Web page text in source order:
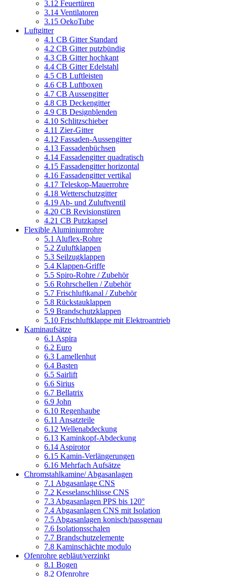
3.12 Feuertüren
3.14 Ventilatoren
3.15 OekoTube
Luftgitter
4.1 CB Gitter Standard
4.2 CB Gitter putzbündig
4.3 CB Gitter hochkant
4.4 CB Gitter Edelstahl
4.5 CB Luftleisten
4.6 CB Luftboxen
4.7 CB Aussengitter
4.8 CB Deckengitter
4.9 CB Designblenden
4.10 Schlitzschieber
4.11 Zier-Gitter
4.12 Fassaden-Aussengitter
4.13 Fassadenbüchsen
4.14 Fassadengitter quadratisch
4.15 Fassadengitter horizontal
4.16 Fassadengitter vertikal
4.17 Teleskop-Mauerrohre
4.18 Wetterschutzgitter
4.19 Ab- und Zuluftventil
4.20 CB Revisionstüren
4.21 CB Putzkapsel
Flexible Aluminiumrohre
5.1 Aluflex-Rohre
5.2 Zuluftklappen
5.3 Seilzugklappen
5.4 Klappen-Griffe
5.5 Spiro-Rohre / Zubehör
5.6 Rohrschellen / Zubehör
5.7 Frischluftkanal / Zubehör
5.8 Rückstauklappen
5.9 Brandschutzklappen
5.10 Frischluftklappe mit Elektroantrieb
Kaminaufsätze
6.1 Aspira
6.2 Euro
6.3 Lamellenhut
6.4 Basten
6.5 Sairlift
6.6 Sirius
6.7 Bellatrix
6.9 John
6.10 Regenhaube
6.11 Ansatzteile
6.12 Wellenabdeckung
6.13 Kaminkopf-Abdeckung
6.14 Aspirotor
6.15 Kamin-Verlängerungen
6.16 Mehrfach Aufsätze
Chromstahlkamine/ Abgasanlagen
7.1 Abgasanlage CNS
7.2 Kesselanschlüsse CNS
7.3 Abgasanlagen PPS bis 120°
7.4 Abgasanlagen CNS mit Isolation
7.5 Abgasanlagen konisch/passgenau
7.6 Isolationsschalen
7.7 Brandschutzelemente
7.8 Kaminschächte modulo
Ofenrohre gebläut/verzinkt
8.1 Bogen
8.2 Ofenrohre